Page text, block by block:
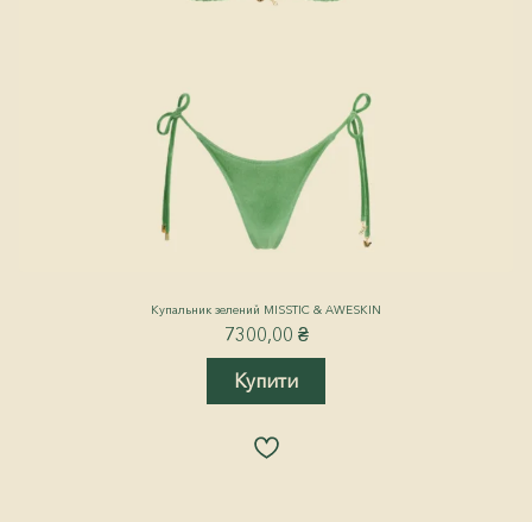
Купальник зелений MISSTIC & AWESKIN
7300,00 ₴
Купити